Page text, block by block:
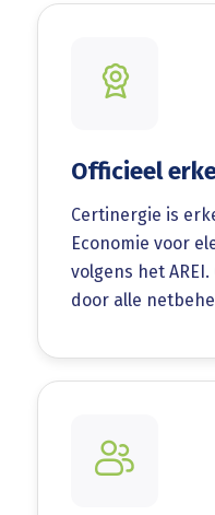
Officieel
Certinergie is
Economie voor
volgens het
door alle